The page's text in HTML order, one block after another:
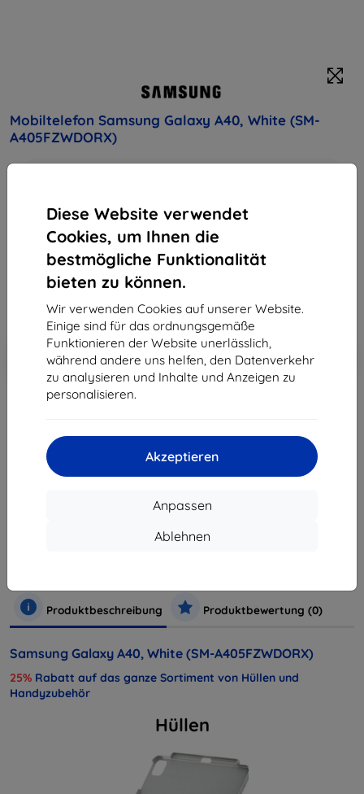
Diese Website verwendet
Cookies, um Ihnen die
bestmögliche Funktionalität
bieten zu können.
Wir verwenden Cookies auf unserer Website.
Einige sind für das ordnungsgemäße
Funktionieren der Website unerlässlich,
während andere uns helfen, den Datenverkehr
zu analysieren und Inhalte und Anzeigen zu
personalisieren.
Akzeptieren
Anpassen
Ablehnen
Mobiltelefon Samsung Galaxy A40, White (SM-
A405FZWDORX)
Produktbeschreibung
Endpreis
222,90 €
200,61 €
-10%
Rabatt mit Gutschein
EXTRA10
Warenkorb
ausverkauft
Produktbeschreibung Produktbewertung (0)
Samsung Galaxy A40, White (SM-A405FZWDORX)
25% Rabatt auf das ganze Sortiment von Hüllen und
Handyzubehör
Hüllen